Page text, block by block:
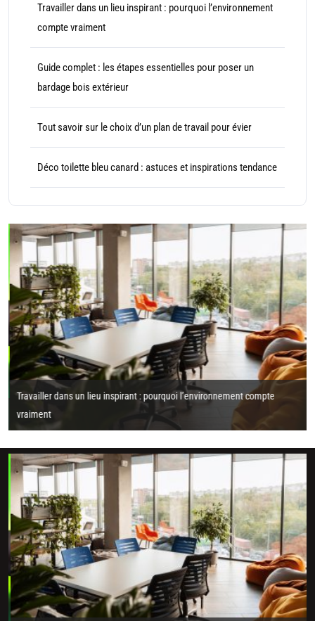
Travailler dans un lieu inspirant : pourquoi l’environnement
compte vraiment
Guide complet : les étapes essentielles pour poser un
bardage bois extérieur
Tout savoir sur le choix d’un plan de travail pour évier
Déco toilette bleu canard : astuces et inspirations tendance
Travailler dans un lieu inspirant : pourquoi l’environnement compte
vraiment